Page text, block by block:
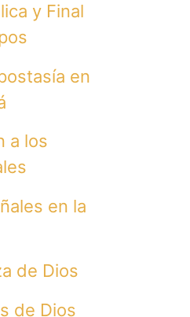
y Final
en
a los
en la
de Dios
de Dios